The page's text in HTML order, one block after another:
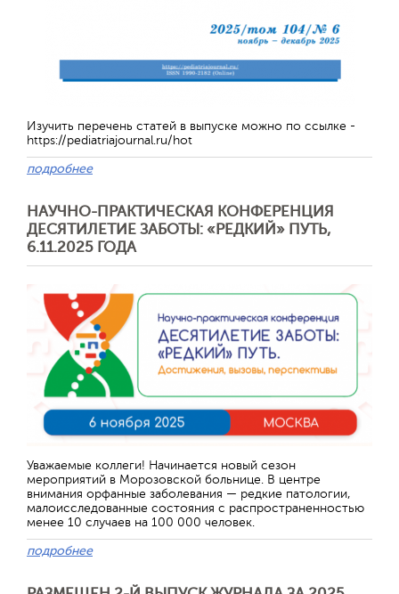
Изучить перечень статей в выпуске можно по ссылке -
https://pediatriajournal.ru/hot
подробнее
НАУЧНО-ПРАКТИЧЕСКАЯ КОНФЕРЕНЦИЯ
ДЕСЯТИЛЕТИЕ ЗАБОТЫ: «РЕДКИЙ» ПУТЬ,
6.11.2025 ГОДА
Уважаемые коллеги! Начинается новый сезон
мероприятий в Морозовской больнице. В центре
внимания орфанные заболевания — редкие патологии,
малоисследованные состояния с распространенностью
менее 10 случаев на 100 000 человек.
подробнее